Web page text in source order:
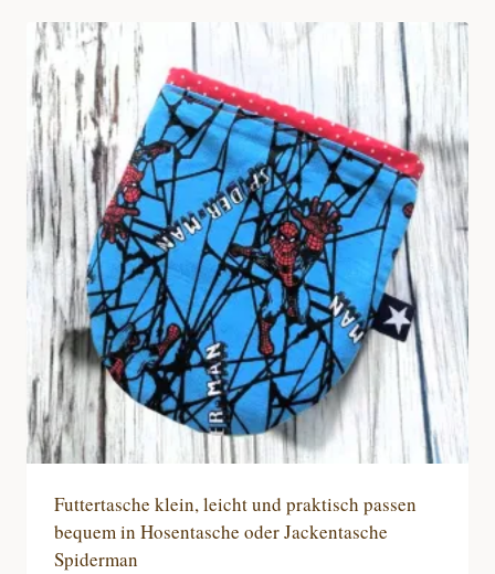
Futtertasche klein, leicht und praktisch passen
bequem in Hosentasche oder Jackentasche
Spiderman